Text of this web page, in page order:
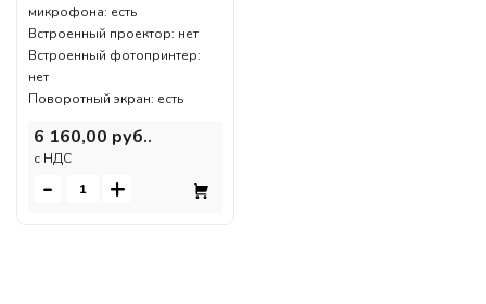
микрофона: есть
Встроенный проектор: нет
Встроенный фотопринтер:
нет
Поворотный экран: есть
6 160,00 руб..
c НДС
- +